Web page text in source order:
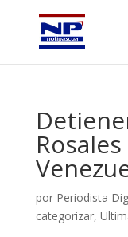
por Periodista
categorizar,